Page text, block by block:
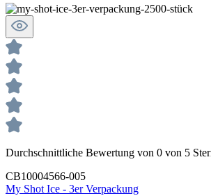
Durchschnittliche Bewertung von 0 von 5
CB10004566-005
My Shot Ice - 3er Verpackung